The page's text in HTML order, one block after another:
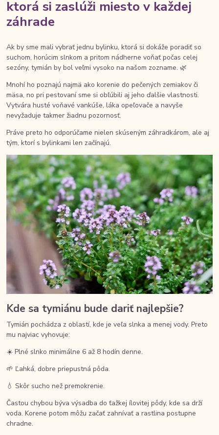
ktorá si zaslúži miesto v každej
záhrade
Ak by sme mali vybrať jednu bylinku, ktorá si dokáže poradiť so
suchom, horúcim slnkom a pritom nádherne voňať počas celej
sezóny, tymián by bol veľmi vysoko na našom zozname. 🌿
Mnohí ho poznajú najmä ako korenie do pečených zemiakov či
mäsa, no pri pestovaní sme si obľúbili aj jeho ďalšie vlastnosti.
Vytvára husté voňavé vankúše, láka opeľovače a navyše
nevyžaduje takmer žiadnu pozornosť.
Práve preto ho odporúčame nielen skúseným záhradkárom, ale aj
tým, ktorí s bylinkami len začínajú.
Kde sa tymiánu bude dariť najlepšie?
Tymián pochádza z oblastí, kde je veľa slnka a menej vody. Preto
mu najviac vyhovuje:
☀️ Plné slnko minimálne 6 až 8 hodín denne.
🌱 Ľahká, dobre priepustná pôda.
💧 Skôr sucho než premokrenie.
Častou chybou býva výsadba do ťažkej ílovitej pôdy, kde sa drží
voda. Korene potom môžu začať zahnívať a rastlina postupne
chradne.